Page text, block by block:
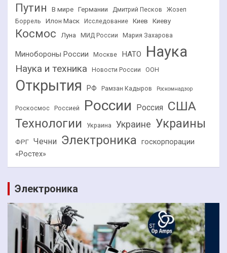
Путин
В мире Германии Дмитрий Песков
Жозеп
Боррель
Илон Маск Исследование Киев Киеву
Космос Луна МИД России Мария Захарова
Минобороны России Москве НАТО Наука
Наука и техника Новости России ООН
Открытия РФ Рамзан Кадыров Роскомнадзор
Роскосмос Россией России Россия США
Технологии Украина Украине Украины
ФРГ Чечни Электроника госкорпорации
«Ростех»
Электроника